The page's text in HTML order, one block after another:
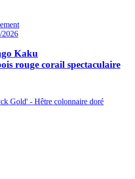
2026
Kaku
rouge corail spectaculaire